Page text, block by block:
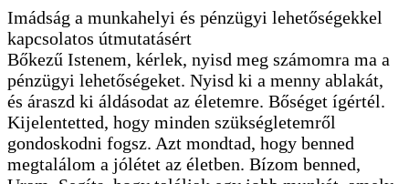
Imádság a munkahelyi és pénzügyi lehetőségekkel
kapcsolatos útmutatásért
Bőkezű Istenem, kérlek, nyisd meg számomra ma a
pénzügyi lehetőségeket. Nyisd ki a menny ablakát,
és áraszd ki áldásodat az életemre. Bőséget ígértél.
Kijelentetted, hogy minden szükségletemről
gondoskodni fogsz. Azt mondtad, hogy benned
megtalálom a jólétet az életben. Bízom benned,